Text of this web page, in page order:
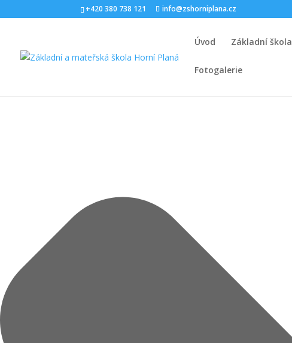
Spravovat Souhlas s cookies+420 380 738 121 info@zshorniplana.cz
Úvod Základní škola
Fotogalerie